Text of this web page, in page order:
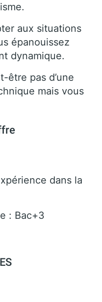
aux situations
épanouissez
dynamique.
être pas d’une
mais vous
dans la
: Bac+3